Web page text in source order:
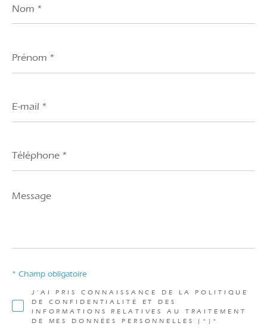
*
*
mail
*
*
Message
*
J'AI PRIS CONNAISSANCE DE LA POLITIQUE
DE CONFIDENTIALITÉ ET DES
INFORMATIONS RELATIVES AU TRAITEMENT
DE MES DONNÉES PERSONNELLES (*)*
* Champ obligatoire